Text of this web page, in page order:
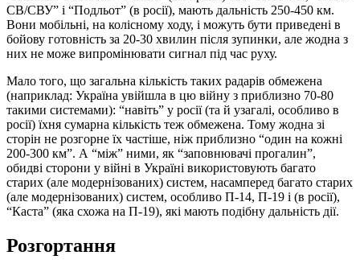
СВ/СВУ” і “Подльот” (в росії), мають дальність 250-450 км.
Вони мобільні, на колісному ходу, і можуть бути приведені в
бойову готовність за 20-30 хвилин після зупинки, але жодна з
них не може випромінювати сигнал під час руху.
Мало того, що загальна кількість таких радарів обмежена
(наприклад: Україна увійшла в цю війну з приблизно 70-80
такими системами): “навіть” у росії (та й узагалі, особливо в
росії) їхня сумарна кількість теж обмежена. Тому жодна зі
сторін не розгорне їх частіше, ніж приблизно “один на кожні
200-300 км”. А “між” ними, як “заповнювачі прогалин”,
обидві сторони у війні в Україні використовують багато
старих (але модернізованих) систем, насамперед багато старих
(але модернізованих) систем, особливо П-14, П-19 і (в росії),
“Каста” (яка схожа на П-19), які мають подібну дальність дії.
Розгортання